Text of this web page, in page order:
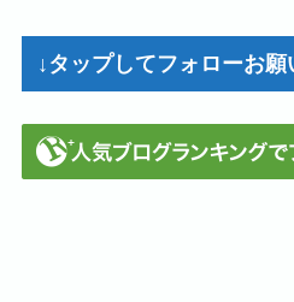
↓タップしてフォローお願